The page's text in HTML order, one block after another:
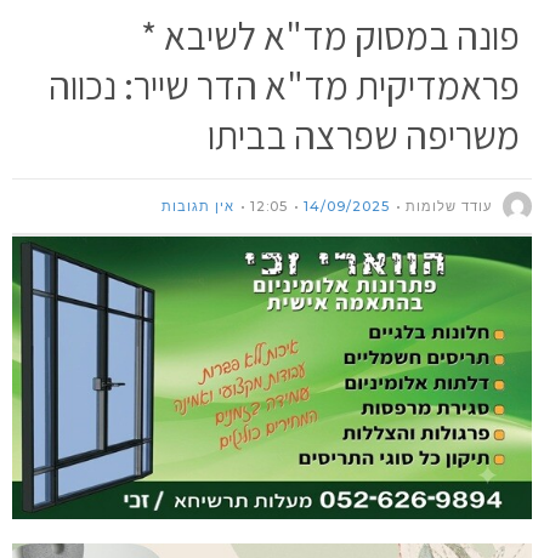
פונה במסוק מד"א לשיבא *
פראמדיקית מד"א הדר שייר: נכווה
משריפה שפרצה בביתו
עודד שלומות 14/09/2025
12:05 אין תגובות